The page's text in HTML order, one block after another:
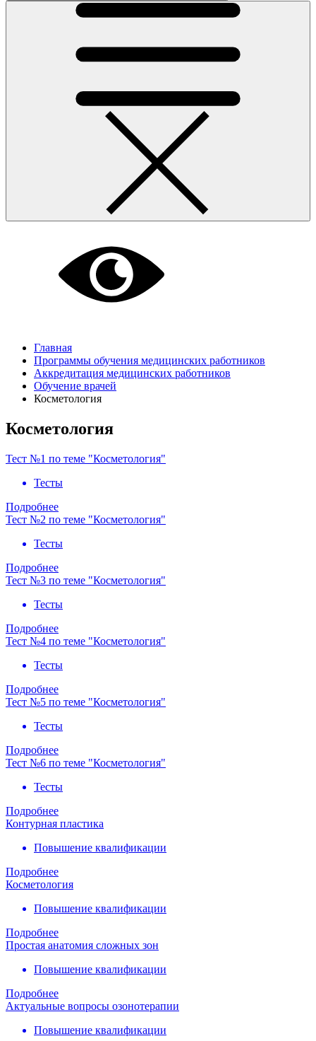
Главная
Программы обучения медицинских работников
Аккредитация медицинских работников
Обучение врачей
Косметология
Косметология
Тест №1 по теме "Косметология"
Тесты
Подробнее
Тест №2 по теме "Косметология"
Тесты
Подробнее
Тест №3 по теме "Косметология"
Тесты
Подробнее
Тест №4 по теме "Косметология"
Тесты
Подробнее
Тест №5 по теме "Косметология"
Тесты
Подробнее
Тест №6 по теме "Косметология"
Тесты
Подробнее
Контурная пластика
Повышение квалификации
Подробнее
Косметология
Повышение квалификации
Подробнее
Простая анатомия сложных зон
Повышение квалификации
Подробнее
Актуальные вопросы озонотерапии
Повышение квалификации